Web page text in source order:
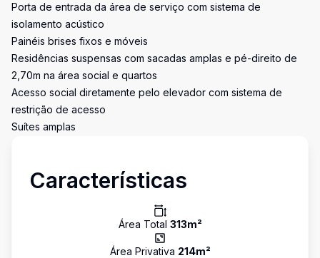
Porta de entrada da área de serviço com sistema de
isolamento acústico
Painéis brises fixos e móveis
Residências suspensas com sacadas amplas e pé-direito de
2,70m na área social e quartos
Acesso social diretamente pelo elevador com sistema de
restrição de acesso
Suítes amplas
Características
Área Total 313m²
Área Privativa 214m²